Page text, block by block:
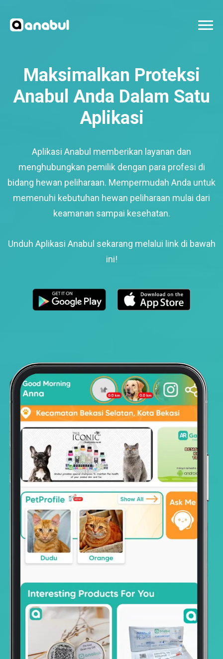
Maksimalkan Proteksi
Anabul Anda Dalam Satu
Aplikasi
Aplikasi Anabul memberikan layanan dan
menghubungkan pemilik dengan para profesi di
bidang hewan peliharaan. Mempermudah Anda untuk
memenuhi kebutuhan hewan peliharaan mulai dari
keamanan sampai kesehatan.
Unduh Aplikasi Anabul sekarang melalui link di bawah
ini!